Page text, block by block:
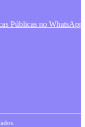
Públicas no WhatsApp